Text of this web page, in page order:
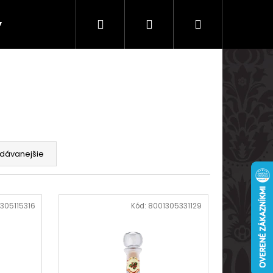
Doprava a platbyHľadať PrihlásenieNákupný
Kód: 8001305331129